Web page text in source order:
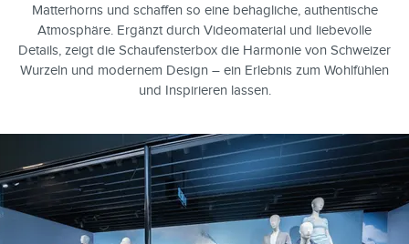
Matterhorns und schaffen so eine behagliche, authentische
Atmosphäre. Ergänzt durch Videomaterial und liebevolle
Details, zeigt die Schaufensterbox die Harmonie von Schweizer
Wurzeln und modernem Design – ein Erlebnis zum Wohlfühlen
und Inspirieren lassen.